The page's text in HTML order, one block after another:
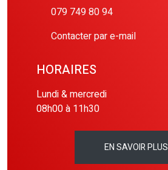
079 749 80 94
Contacter par e-mail
HORAIRES
Lundi & mercredi
08h00 à 11h30
EN SAVOIR PLUS